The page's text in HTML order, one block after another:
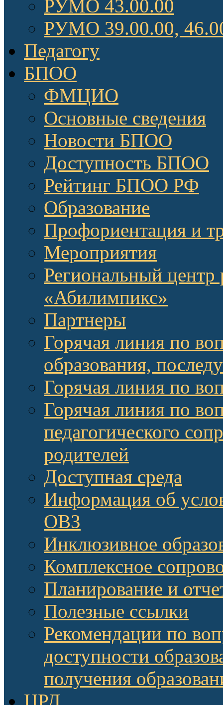
РУМО 43.00.00
РУМО 39.00.00,
Педагогу
БПОО
ФМЦИО
Основные сведения
Новости БПОО
Доступность БПОО
Рейтинг БПОО РФ
Образование
Профориентация и
Мероприятия
Региональный центр
«Абилимпикс»
Партнеры
Горячая линия по
образования,
Горячая линия по
Горячая линия по
педагогического
родителей
Доступная среда
Информация об
ОВЗ
Инклюзивное
Комплексное
Планирование и
Полезные ссылки
Рекомендации по
доступности
получения
ЦРД